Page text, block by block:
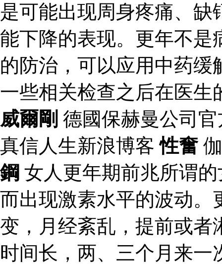
是可能出现周身疼痛、
能下降的表现。更年不是
的防治，可以应用中药
一些相关检查之后在医生
威爾剛 德國保赫曼公司
真信人生新浪博客性奮
鋼 女人更年期前兆所谓
而出现激素水平的波动。
变，月经紊乱，提前或者
时间长，两、三个月来